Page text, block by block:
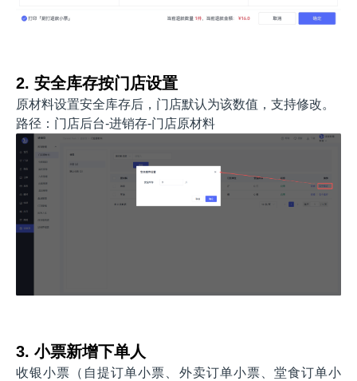
2. 安全库存按门店设置
原材料设置安全库存后，门店默认为该数值，支持修改。
路径：门店后台-进销存-门店原材料
3. 小票新增下单人
收银小票（自提订单小票、外卖订单小票、堂食订单小